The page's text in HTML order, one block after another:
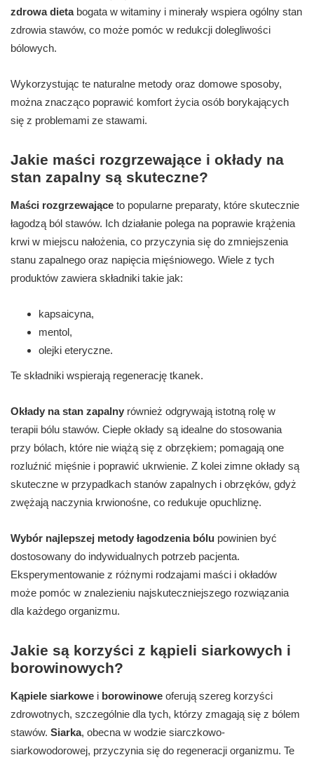
zdrowa dietabogata w witaminy i minerały wspiera ogólny stan
zdrowia stawów, co może pomóc w redukcji dolegliwości
bólowych.
Wykorzystując te naturalne metody oraz domowe sposoby,
można znacząco poprawić komfort życia osób borykających
się z problemami ze stawami.
Jakie maści rozgrzewające i okłady na
stan zapalny są skuteczne?
Maści rozgrzewające to popularne preparaty, które skutecznie
łagodzą ból stawów. Ich działanie polega na poprawie krążenia
krwi w miejscu nałożenia, co przyczynia się do zmniejszenia
stanu zapalnego oraz napięcia mięśniowego. Wiele z tych
produktów zawiera składniki takie jak:
kapsaicyna,
mentol,
olejki eteryczne.
Te składniki wspierają regenerację tkanek.
Okłady na stan zapalny również odgrywają istotną rolę w
terapii bólu stawów. Ciepłe okłady są idealne do stosowania
przy bólach, które nie wiążą się z obrzękiem; pomagają one
rozluźnić mięśnie i poprawić ukrwienie. Z kolei zimne okłady są
skuteczne w przypadkach stanów zapalnych i obrzęków, gdyż
zwężają naczynia krwionośne, co redukuje opuchliznę.
Wybór najlepszej metody łagodzenia bólu powinien być
dostosowany do indywidualnych potrzeb pacjenta.
Eksperymentowanie z różnymi rodzajami maści i okładów
może pomóc w znalezieniu najskuteczniejszego rozwiązania
dla każdego organizmu.
Jakie są korzyści z kąpieli siarkowych i
borowinowych?
Kąpiele siarkowe i borowinowe oferują szereg korzyści
zdrowotnych, szczególnie dla tych, którzy zmagają się z bólem
stawów. Siarka, obecna w wodzie siarczkowo-
siarkowodorowej, przyczynia się do regeneracji organizmu. Te